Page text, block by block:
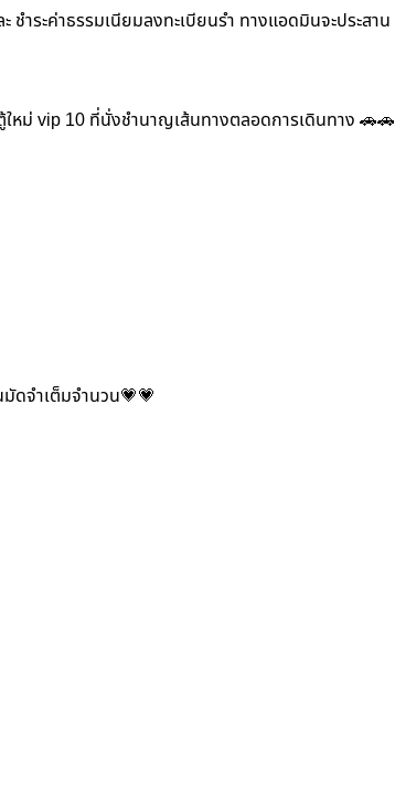
ชำระค่าธรรมเนียมลงทะเบียนรำ ทางแอดมินจะประสาน
หม่ vip 10 ที่นั่งชำนาญเส้นทางตลอดการเดินทาง 🚗🚗
ดจำเต็มจำนวน💗💗